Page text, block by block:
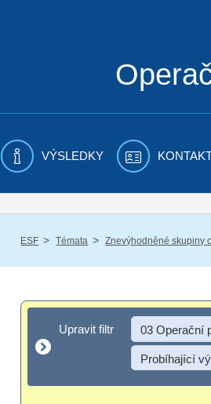
VÝSLEDKY
ESF / Témata / Znevýhodněné skupiny
Upravit filtr
Upravit filtr 03 Operační
Probíhající